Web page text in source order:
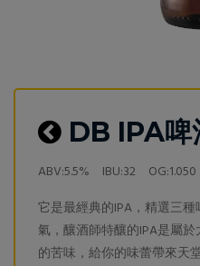
DB IPA啤
ABV:5.5% IBU:32 OG:1.050
它是最經典的IPA，精選三
氣，釀酒師特釀的IPA是屬
的苦味，給你的味蕾帶來天